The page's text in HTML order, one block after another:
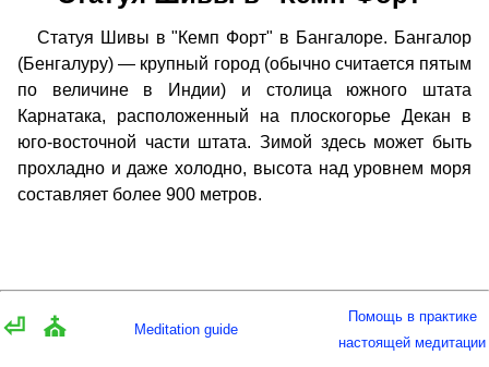
Статуя Шивы в "Кемп Форт" в Бангалоре. Бангалор
(Бенгалуру) — крупный город (обычно считается пятым
по величине в Индии) и столица южного штата
Карнатака, расположенный на плоскогорье Декан в
юго-восточной части штата. Зимой здесь может быть
прохладно и даже холодно, высота над уровнем моря
составляет более 900 метров.
⏎ ⛪ Meditation guide
Помощь в практике
настоящей медитации